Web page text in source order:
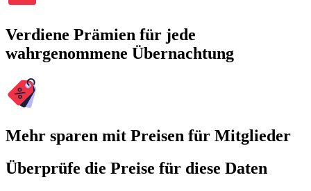
Verdiene Prämien für jede
wahrgenommene Übernachtung
Mehr sparen mit Preisen für Mitglieder
Überprüfe die Preise für diese Daten